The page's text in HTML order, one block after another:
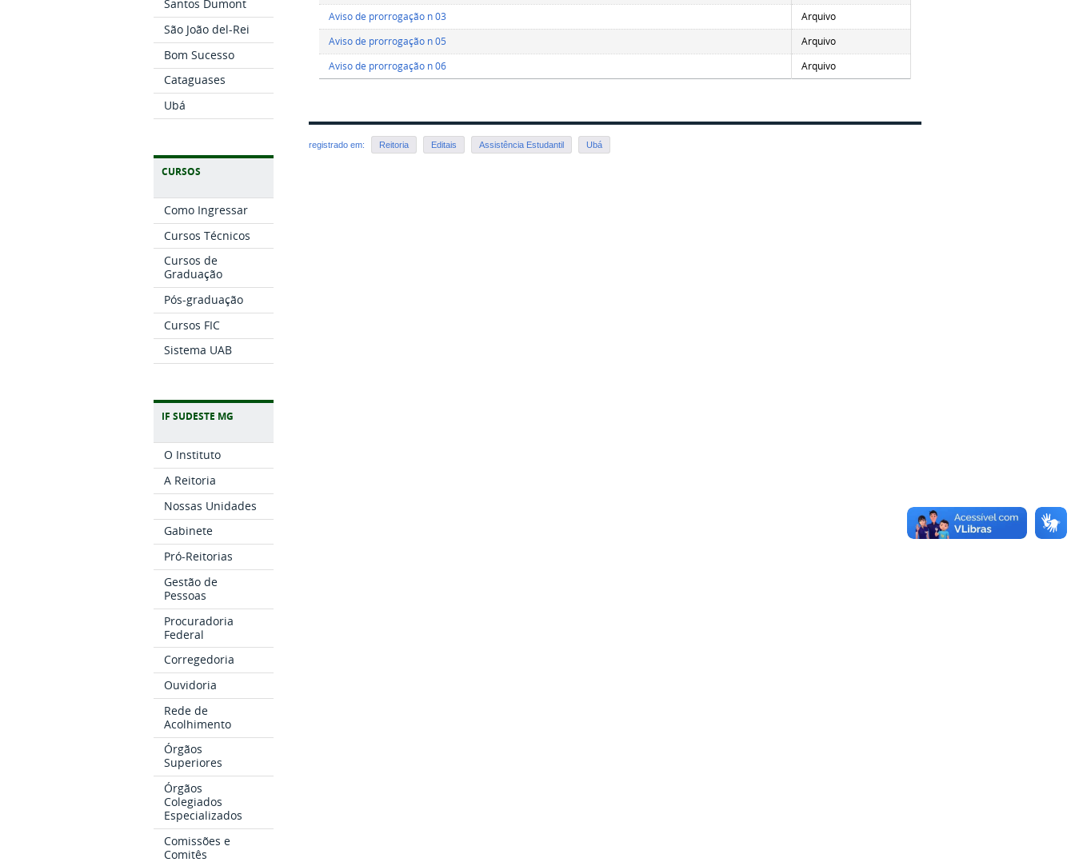
Santos Dumont
São João del-Rei
Bom Sucesso
Cataguases
Ubá
CURSOS
Como Ingressar
Cursos Técnicos
Cursos de
Graduação
Pós-graduação
Cursos FIC
Sistema UAB
IF SUDESTE MG
O Instituto
A Reitoria
Nossas Unidades
Gabinete
Pró-Reitorias
Gestão de
Pessoas
Procuradoria
Federal
Corregedoria
Ouvidoria
Rede de
Acolhimento
Órgãos
Superiores
Órgãos
Colegiados
Especializados
Comissões e
Comitês
Aviso de prorrogação n 03
Arquivo
Aviso de prorrogação n 05
Arquivo
Aviso de prorrogação n 06
Arquivo
registrado em: Reitoria Editais Assistência Estudantil Ubá